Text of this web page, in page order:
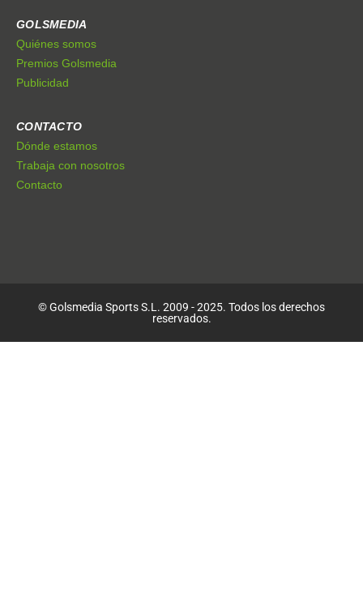
GOLSMEDIA
Quiénes somos
Premios Golsmedia
Publicidad
CONTACTO
Dónde estamos
Trabaja con nosotros
Contacto
© Golsmedia Sports S.L. 2009 - 2025. Todos los derechos
reservados.